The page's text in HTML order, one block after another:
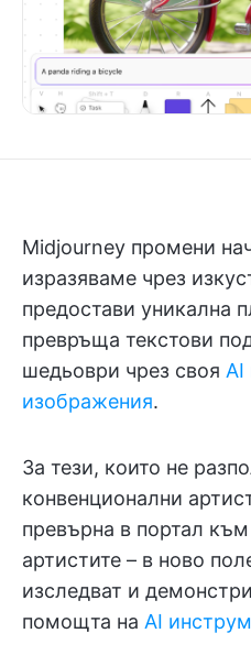
Midjourney промени
изразяваме чрез
предостави уникална
превръща текстови
шедьоври чрез своя AI
изображения.
За тези, които не
конвенционални
превърна в портал
артистите – в ново
изследват и
помощта на AI